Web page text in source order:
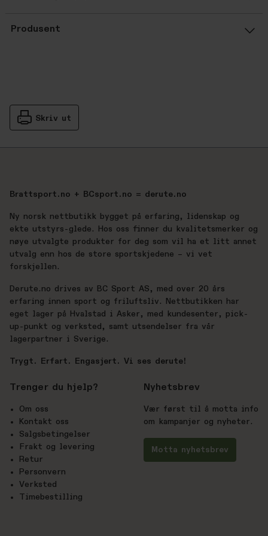
Produsent
Skriv ut
Brattsport.no + BCsport.no = derute.no
Ny norsk nettbutikk bygget på erfaring, lidenskap og
ekte utstyrs-glede. Hos oss finner du kvalitetsmerker og
nøye utvalgte produkter for deg som vil ha et litt annet
utvalg enn hos de store sportskjedene – vi vet
forskjellen.
Derute.no drives av BC Sport AS, med over 20 års
erfaring innen sport og friluftsliv. Nettbutikken har
eget lager på Hvalstad i Asker, med kundesenter, pick-
up-punkt og verksted, samt utsendelser fra vår
lagerpartner i Sverige.
Trygt. Erfart. Engasjert. Vi ses derute!
Trenger du hjelp?
Om oss
Kontakt oss
Salgsbetingelser
Frakt og levering
Retur
Personvern
Verksted
Timebestilling
Nyhetsbrev
Vær først til å motta info
om kampanjer og nyheter.
Motta nyhetsbrev